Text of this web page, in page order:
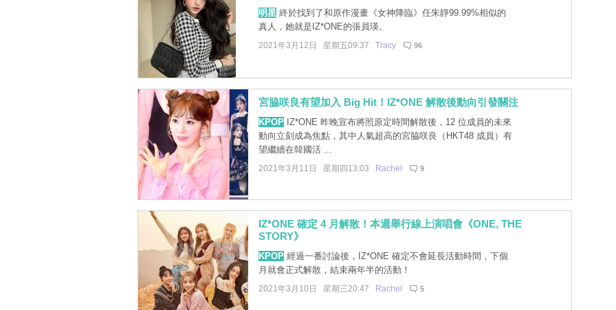
明星終於找到了和原作漫畫《女神降臨》任朱靜99.99%相似的
真人，她就是IZ*ONE的張員瑛。
2021年3月12日 星期五09:37 Tracy 96
宮脇咲良有望加入 Big Hit！IZ*ONE 解散後動向引發關注
KPOPIZ*ONE 昨晚宣布將照原定時間解散後，12 位成員的未來
動向立刻成為焦點，其中人氣超高的宮脇咲良（HKT48 成員）有
望繼續在韓國活 ...
2021年3月11日 星期四13:03 Rachel 9
IZ*ONE 確定 4 月解散！本週舉行線上演唱會《ONE, THE
STORY》
KPOP經過一番討論後，IZ*ONE 確定不會延長活動時間，下個
月就會正式解散，結束兩年半的活動！
2021年3月10日 星期三20:47 Rachel 5